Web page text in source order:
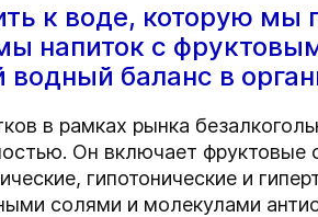
к воде, которую мы
напиток с
баланс в
в рамках рынка
Он включает фруктовые
гипотонические и
солями и молекулами